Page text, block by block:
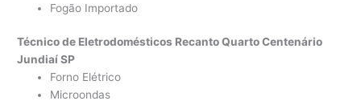
Fogão Importado
Técnico de Eletrodomésticos Recanto Quarto Centenário
Jundiaí SP
Forno Elétrico
Microondas